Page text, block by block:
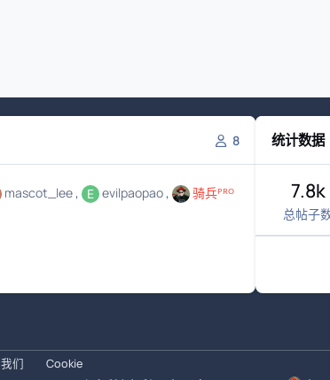
8
mascot_lee evilpaopao
骑兵ᴾᴿᴼ
统计数据
7.8k
总帖子
们
Cookie